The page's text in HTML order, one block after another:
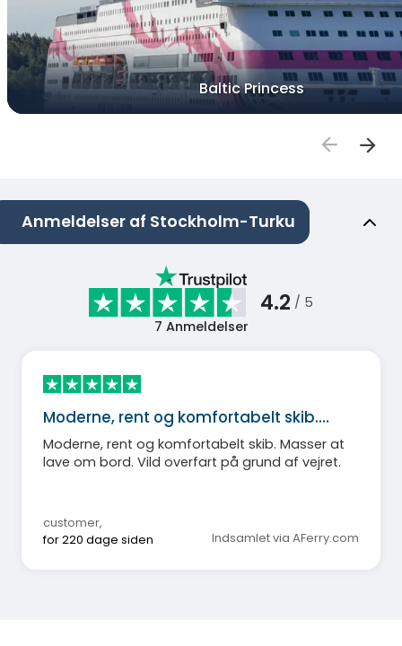
Baltic Princess
Anmeldelser af Stockholm-Turku
4.2 / 5
7 Anmeldelser
Moderne, rent og komfortabelt skib.…
Moderne, rent og komfortabelt skib. Masser at
lave om bord. Vild overfart på grund af vejret.
customer,
for 220 dage siden
Indsamlet via AFerry.com